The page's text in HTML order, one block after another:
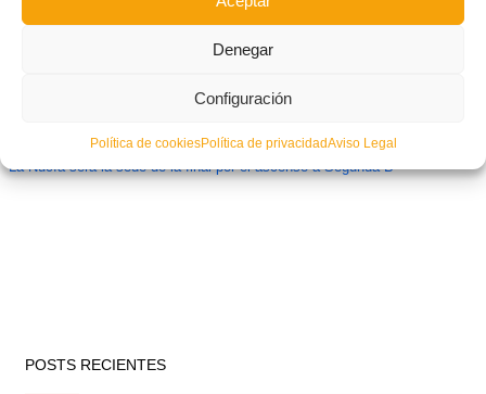
Denegar
Configuración
Política de cookiesPolítica de privacidadAviso Legal
La Nucía será la sede de la final por el ascenso a Segunda B
POSTS RECIENTES